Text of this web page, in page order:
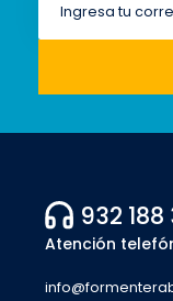
932
Atención